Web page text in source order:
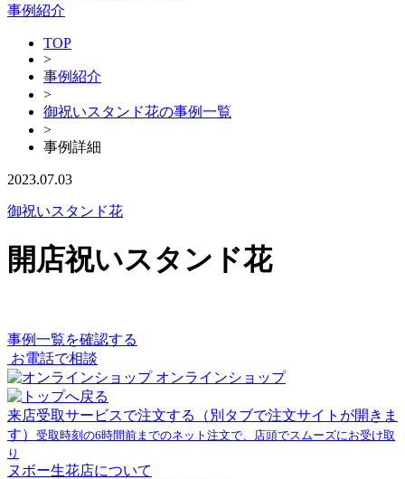
事例紹介
TOP
>
事例紹介
>
御祝いスタンド花の事例一覧
>
事例詳細
2023.07.03
御祝いスタンド花
開店祝いスタンド花
事例一覧を確認する
お電話で相談
オンラインショップ
来店受取サービスで注文する
（別タブで注文サイトが開きま
す） 受取時刻の6時間前までのネット注文で、店頭でスムーズにお受け取
り
ヌボー生花店について